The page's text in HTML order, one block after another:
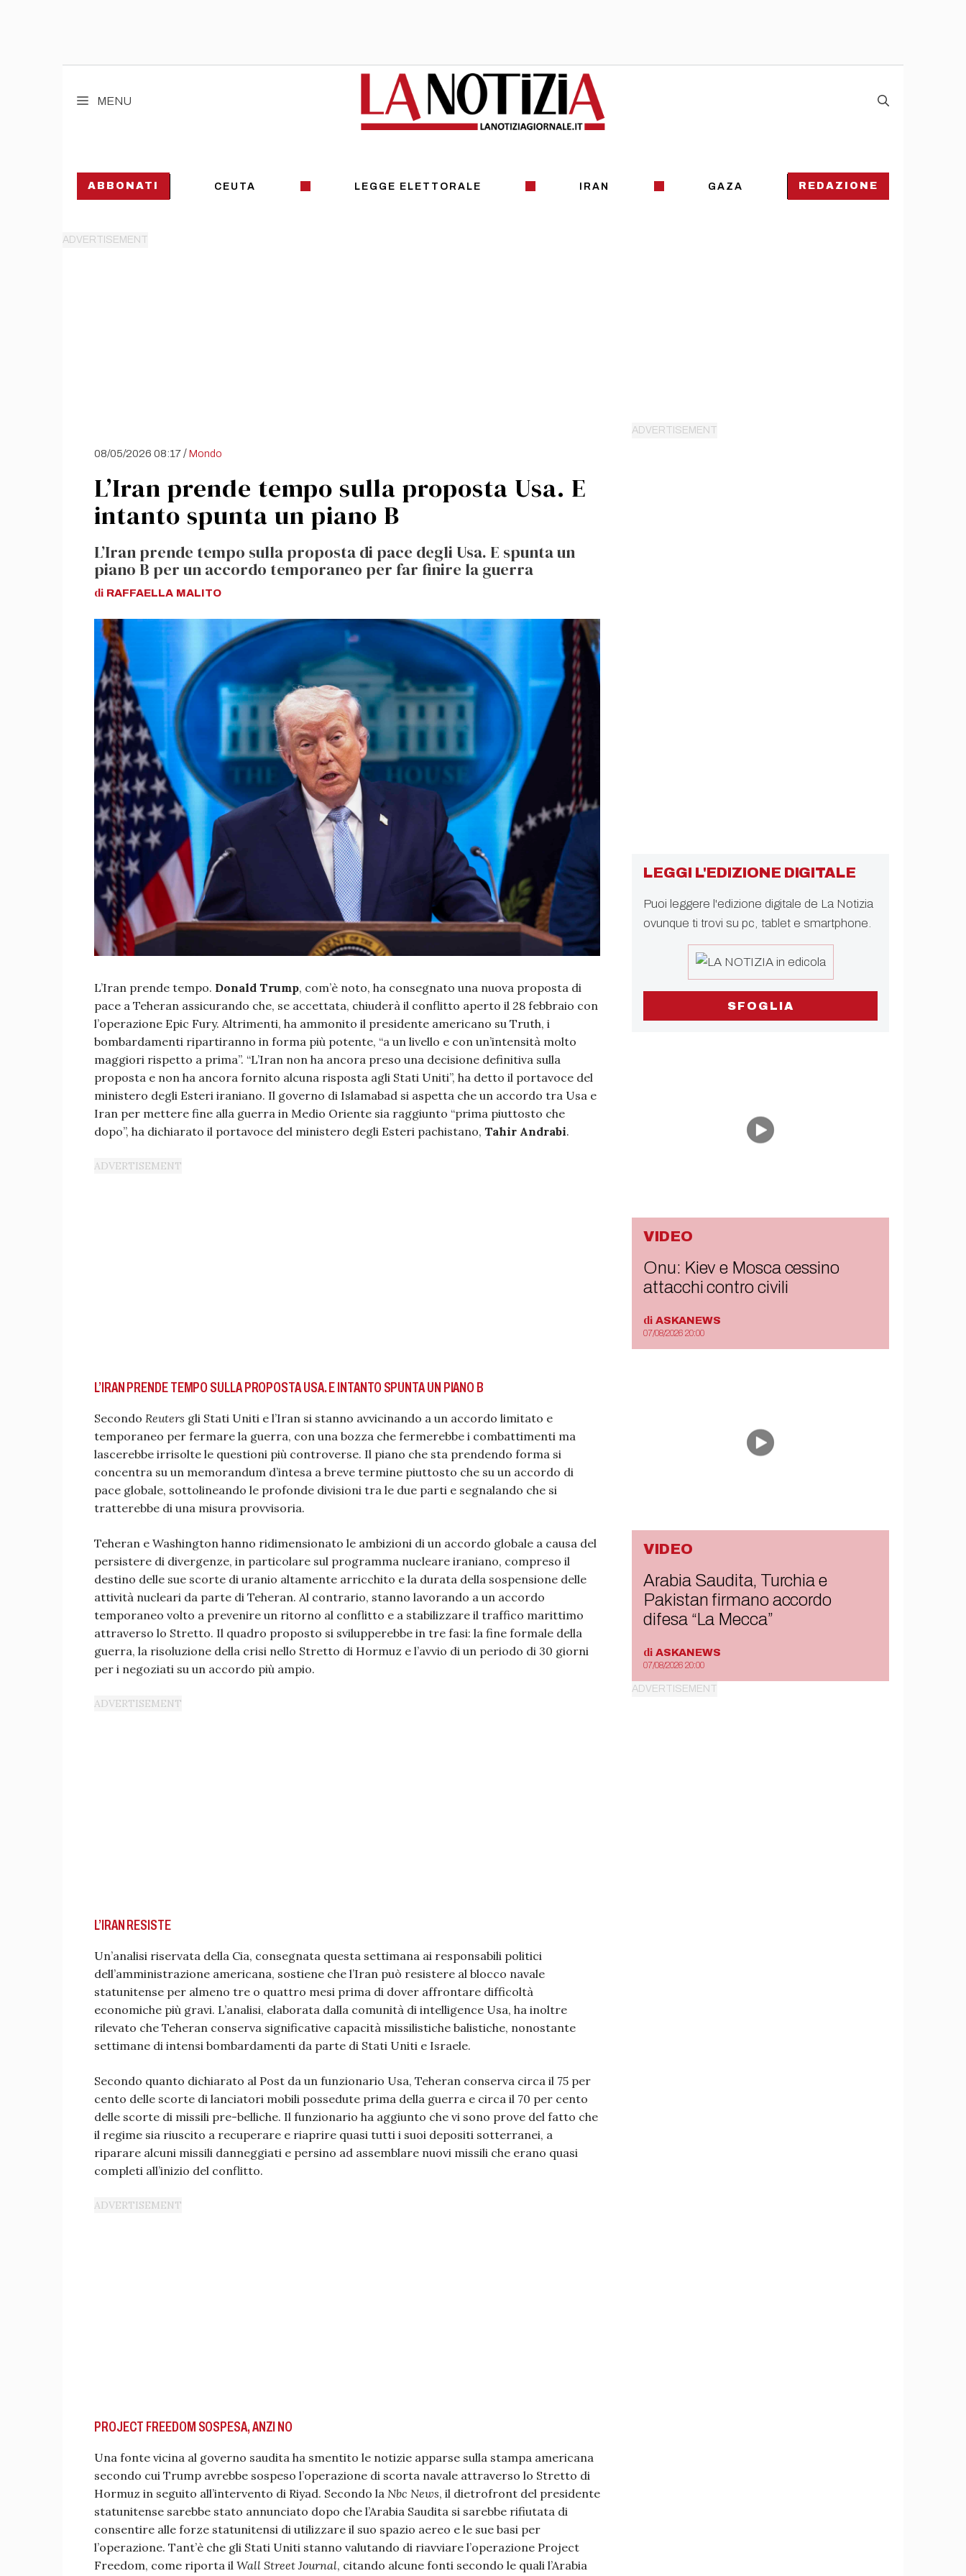
MENU
ABBONATI CEUTA LEGGE ELETTORALE IRAN GAZA REDAZIONE
08/05/2026 08:17/Mondo
L’Iran prende tempo sulla proposta Usa. E
intanto spunta un piano B
L’Iran prende tempo sulla proposta di pace degli Usa. E spunta un
piano B per un accordo temporaneo per far finire la guerra
di RAFFAELLA MALITO
L’Iran prende tempo. Donald Trump, com’è noto, ha consegnato una nuova proposta di
pace a Teheran assicurando che, se accettata, chiuderà il conflitto aperto il 28 febbraio con
l’operazione Epic Fury. Altrimenti, ha ammonito il presidente americano su Truth, i
bombardamenti ripartiranno in forma più potente, “a un livello e con un’intensità molto
maggiori rispetto a prima”. “L’Iran non ha ancora preso una decisione definitiva sulla
proposta e non ha ancora fornito alcuna risposta agli Stati Uniti”, ha detto il portavoce del
ministero degli Esteri iraniano. Il governo di Islamabad si aspetta che un accordo tra Usa e
Iran per mettere fine alla guerra in Medio Oriente sia raggiunto “prima piuttosto che
dopo”, ha dichiarato il portavoce del ministero degli Esteri pachistano, Tahir Andrabi.
L’IRAN PRENDE TEMPO SULLA PROPOSTA USA. E INTANTO SPUNTA UN PIANO B
Secondo Reuters gli Stati Uniti e l’Iran si stanno avvicinando a un accordo limitato e
temporaneo per fermare la guerra, con una bozza che fermerebbe i combattimenti ma
lascerebbe irrisolte le questioni più controverse. Il piano che sta prendendo forma si
concentra su un memorandum d’intesa a breve termine piuttosto che su un accordo di
pace globale, sottolineando le profonde divisioni tra le due parti e segnalando che si
tratterebbe di una misura provvisoria.
Teheran e Washington hanno ridimensionato le ambizioni di un accordo globale a causa del
persistere di divergenze, in particolare sul programma nucleare iraniano, compreso il
destino delle sue scorte di uranio altamente arricchito e la durata della sospensione delle
attività nucleari da parte di Teheran. Al contrario, stanno lavorando a un accordo
temporaneo volto a prevenire un ritorno al conflitto e a stabilizzare il traffico marittimo
attraverso lo Stretto. Il quadro proposto si svilupperebbe in tre fasi: la fine formale della
guerra, la risoluzione della crisi nello Stretto di Hormuz e l’avvio di un periodo di 30 giorni
per i negoziati su un accordo più ampio.
L’IRAN RESISTE
Un’analisi riservata della Cia, consegnata questa settimana ai responsabili politici
dell’amministrazione americana, sostiene che l’Iran può resistere al blocco navale
statunitense per almeno tre o quattro mesi prima di dover affrontare difficoltà
economiche più gravi. L’analisi, elaborata dalla comunità di intelligence Usa, ha inoltre
rilevato che Teheran conserva significative capacità missilistiche balistiche, nonostante
settimane di intensi bombardamenti da parte di Stati Uniti e Israele.
Secondo quanto dichiarato al Post da un funzionario Usa, Teheran conserva circa il 75 per
cento delle scorte di lanciatori mobili possedute prima della guerra e circa il 70 per cento
delle scorte di missili pre-belliche. Il funzionario ha aggiunto che vi sono prove del fatto che
il regime sia riuscito a recuperare e riaprire quasi tutti i suoi depositi sotterranei, a
riparare alcuni missili danneggiati e persino ad assemblare nuovi missili che erano quasi
completi all’inizio del conflitto.
PROJECT FREEDOM SOSPESA, ANZI NO
Una fonte vicina al governo saudita ha smentito le notizie apparse sulla stampa americana
secondo cui Trump avrebbe sospeso l’operazione di scorta navale attraverso lo Stretto di
Hormuz in seguito all’intervento di Riyad. Secondo la Nbc News, il dietrofront del presidente
statunitense sarebbe stato annunciato dopo che l’Arabia Saudita si sarebbe rifiutata di
consentire alle forze statunitensi di utilizzare il suo spazio aereo e le sue basi per
l’operazione. Tant’è che gli Stati Uniti stanno valutando di riavviare l’operazione Project
Freedom, come riporta il Wall Street Journal, citando alcune fonti secondo le quali l’Arabia
LEGGI L'EDIZIONE DIGITALE
Puoi leggere l'edizione digitale de La Notizia
ovunque ti trovi su pc, tablet e smartphone.
SFOGLIA
VIDEO
Onu: Kiev e Mosca cessino
attacchi contro civili
di ASKANEWS
07/08/2026 20:00
VIDEO
Arabia Saudita, Turchia e
Pakistan firmano accordo
difesa “La Mecca”
di ASKANEWS
07/08/2026 20:00